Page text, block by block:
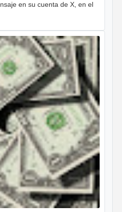
en su cuenta de X, en el